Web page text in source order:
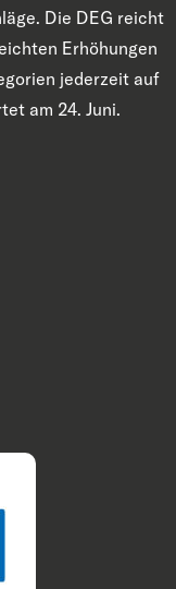
Die DEG reicht
Erhöhungen
jederzeit auf
am 24. Juni.